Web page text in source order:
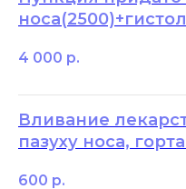
4 000 р.
Вливание
пазуху носа,
600 р.